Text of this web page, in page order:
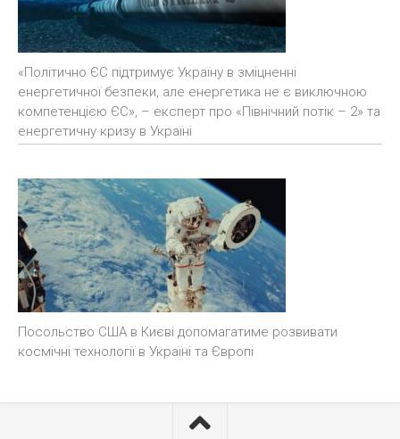
«Політично ЄС підтримує Україну в зміцненні
енергетичної безпеки, але енергетика не є виключною
компетенцією ЄС», – експерт про «Північний потік – 2» та
енергетичну кризу в Україні
Посольство США в Києві допомагатиме розвивати
космічні технології в Україні та Європі